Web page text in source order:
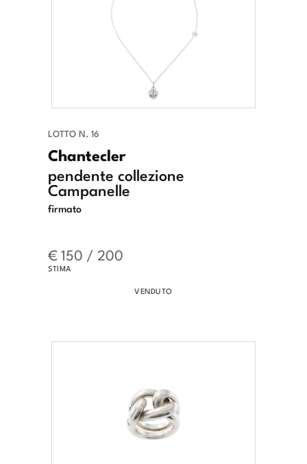
LOTTO N. 16
Chantecler
pendente collezione
Campanelle
firmato
€ 150 / 200
STIMA
VENDUTO